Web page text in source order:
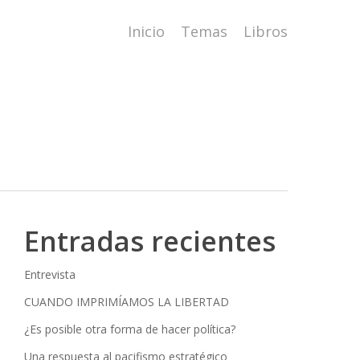
Inicio Temas Libros
Entradas recientes
Entrevista
CUANDO IMPRIMÍAMOS LA LIBERTAD
¿Es posible otra forma de hacer política?
Una respuesta al pacifismo estratégico